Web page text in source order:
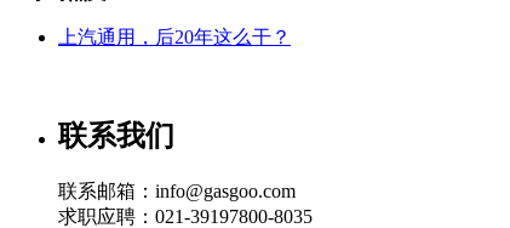
上汽通用，后20年这么干？
联系我们
联系邮箱：info@gasgoo.com
求职应聘：021-39197800-8035